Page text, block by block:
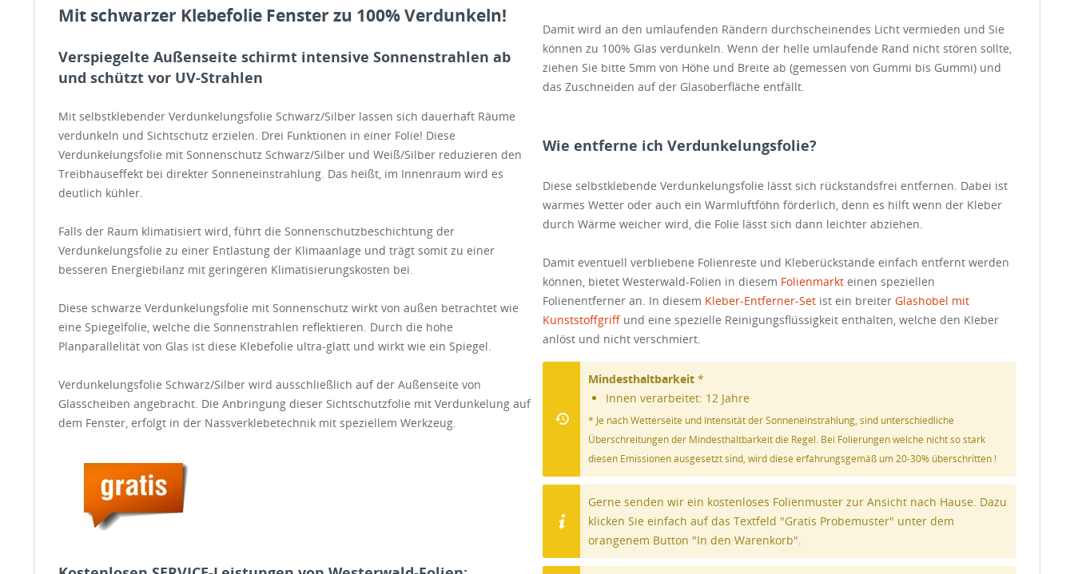
Mit schwarzer Klebefolie Fenster zu 100% Verdunkeln!
Verspiegelte Außenseite schirmt intensive Sonnenstrahlen ab
und schützt vor UV-Strahlen
Mit selbstklebender Verdunkelungsfolie Schwarz/Silber lassen sich dauerhaft Räume
verdunkeln und Sichtschutz erzielen. Drei Funktionen in einer Folie! Diese
Verdunkelungsfolie mit Sonnenschutz Schwarz/Silber und Weiß/Silber reduzieren den
Treibhauseffekt bei direkter Sonneneinstrahlung. Das heißt, im Innenraum wird es
deutlich kühler.
Falls der Raum klimatisiert wird, führt die Sonnenschutzbeschichtung der
Verdunkelungsfolie zu einer Entlastung der Klimaanlage und trägt somit zu einer
besseren Energiebilanz mit geringeren Klimatisierungskosten bei.
Diese schwarze Verdunkelungsfolie mit Sonnenschutz wirkt von außen betrachtet wie
eine Spiegelfolie, welche die Sonnenstrahlen reflektieren. Durch die hohe
Planparallelität von Glas ist diese Klebefolie ultra-glatt und wirkt wie ein Spiegel.
Verdunkelungsfolie Schwarz/Silber wird ausschließlich auf der Außenseite von
Glasscheiben angebracht. Die Anbringung dieser Sichtschutzfolie mit Verdunkelung auf
dem Fenster, erfolgt in der Nassverklebetechnik mit speziellem Werkzeug.
Damit wird an den umlaufenden Rändern durchscheinendes Licht vermieden und Sie
können zu 100% Glas verdunkeln. Wenn der helle umlaufende Rand nicht stören sollte,
ziehen Sie bitte 5mm von Höhe und Breite ab (gemessen von Gummi bis Gummi) und
das Zuschneiden auf der Glasoberfläche entfällt.
Wie entferne ich Verdunkelungsfolie?
Diese selbstklebende Verdunkelungsfolie lässt sich rückstandsfrei entfernen. Dabei ist
warmes Wetter oder auch ein Warmluftföhn förderlich, denn es hilft wenn der Kleber
durch Wärme weicher wird, die Folie lässt sich dann leichter abziehen.
Damit eventuell verbliebene Folienreste und Kleberückstände einfach entfernt werden
können, bietet Westerwald-Folien in diesem Folienmarkt einen speziellen
Folienentferner an. In diesem Kleber-Entferner-Set ist ein breiter Glashobel mit
Kunststoffgriff und eine spezielle Reinigungsflüssigkeit enthalten, welche den Kleber
anlöst und nicht verschmiert.
Mindesthaltbarkeit *
Innen verarbeitet: 12 Jahre
* Je nach Wetterseite und Intensität der Sonneneinstrahlung, sind unterschiedliche
Überschreitungen der Mindesthaltbarkeit die Regel. Bei Folierungen welche nicht so stark
diesen Emissionen ausgesetzt sind, wird diese erfahrungsgemäß um 20-30% überschritten !
Gerne senden wir ein kostenloses Folienmuster zur Ansicht nach Hause. Dazu
klicken Sie einfach auf das Textfeld "Gratis Probemuster" unter dem
orangenem Button "In den Warenkorb".